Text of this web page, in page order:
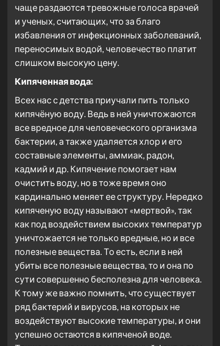
чаще раздаются тревожные голоса врачей
и ученых, считающих, что за благо
избавления от инфекционных заболеваний,
переносимых водой, человечество платит
слишком высокую цену.
Кипяченная вода:
Всех нас с детства приучали пить только
кипячёную воду. Ведь в ней уничтожаются
все вредное для человеческого организма
бактерии, а также удаляется хлор и его
составные элементы, аммиак, радон,
кадмий и др. Кипячение помогает нам
очистить воду, но в тоже время оно
кардинально меняет ее структуру. Нередко
кипяченую воду называют «мертвой», так
как под воздействием высоких температур
уничтожается не только вредные, но и все
полезные вещества. То есть, если в ней
убиты все полезные вещества, то и она по
сути совершенно бесполезна для человека.
К тому же важно помнить, что существует
ряд бактерий и вирусов, на которых не
воздействуют высокие температуры, и они
успешно остаются в кипяченой воде.